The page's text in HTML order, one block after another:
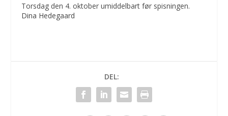
Torsdag den 4. oktober umiddelbart før spisningen.
Dina Hedegaard
DEL: